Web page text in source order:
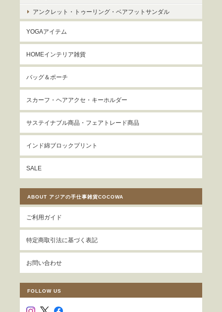
アンクレット・トゥーリング・ベアフットサンダル
YOGAアイテム
HOMEインテリア雑貨
バッグ＆ポーチ
スカーフ・ヘアアクセ・キーホルダー
サステイナブル商品・フェアトレード商品
インド綿ブロックプリント
SALE
ABOUT アジアの手仕事雑貨COCOWA
ご利用ガイド
特定商取引法に基づく表記
お問い合わせ
FOLLOW US